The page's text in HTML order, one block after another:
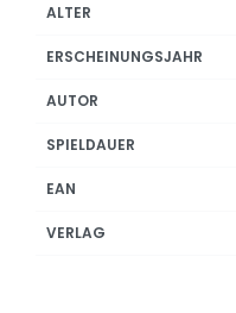
ALTER
ERSCHEINUNGSJAHR
AUTOR
SPIELDAUER
EAN
VERLAG